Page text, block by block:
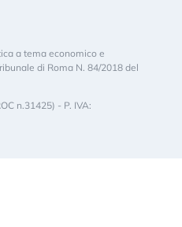
a tema economico e
di Roma N. 84/2018 del
n.31425) - P. IVA: